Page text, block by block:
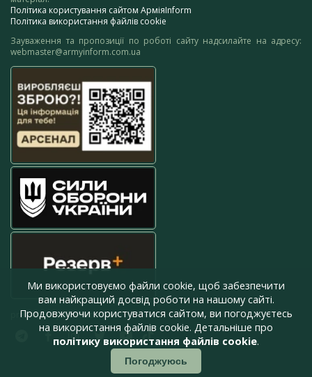
Політика користування сайтом АрміяInform
Політика використання файлів cookie
Зауваження та пропозиції по роботі сайту надсилайте на адресу:
webmaster@armyinform.com.ua
press@armyinform.com.ua
Ми використовуємо файли cookie, щоб забезпечити
вам найкращий досвід роботи на нашому сайті.
Продовжуючи користуватися сайтом, ви погоджуєтесь
на використання файлів cookie. Детальніше про
політику використання файлів cookie.
Погоджуюсь